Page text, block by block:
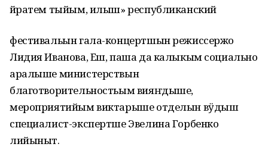
йӧратем тыйым, илыш» республиканский
фестивальын гала-концертшын режиссержо
Лидия Иванова, Еш, паша да калыкым социально
аралыше министерствын
благотворительностьым вияҥдыше,
мероприятийым виктарыше отделын вӱдышӧ
специалист-экспертше Эвелина Горбенко
лийыныт.